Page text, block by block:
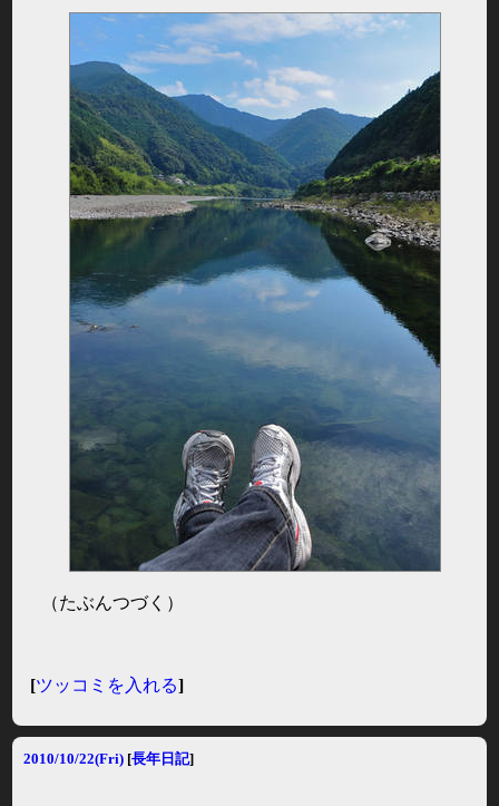
（たぶんつづく）
[ツッコミを入れる]
2010/10/22(Fri) [長年日記]